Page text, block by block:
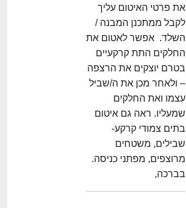
את פרטי האיטום עליך
לקבל ממתכנן המבנה /
השלד. אפשר לאטום את
החלקים התת קרקעיים
בטרם יוצקים את הרצפה
– ולאחר מכן את ה/שביל
עצמו ואת החלקים
שמעליו. ראה גם איטום
בתים צמודי קרקע-
שבילים, משטחים
מרוצפים, מפתני כניסה.
בברכה,